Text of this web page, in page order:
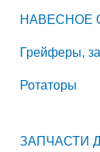
НАВЕСНОЕ
Грейферы,
Ротаторы
ЗАПЧАСТИ